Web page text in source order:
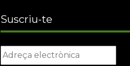
Suscriu-te